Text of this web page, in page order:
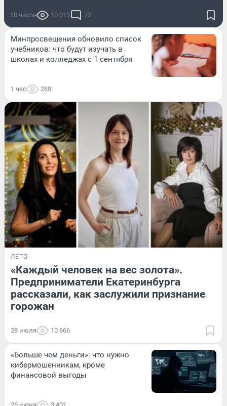
20 часов 10 013 72
Минпросвещения обновило список
учебников: что будут изучать в
школах и колледжах с 1 сентября
1 час 288
ЛЕТО
«Каждый человек на вес золота».
Предприниматели Екатеринбурга
рассказали, как заслужили признание
горожан
28 июля 10 666
«Больше чем деньги»: что нужно
кибермошенникам, кроме
финансовой выгоды